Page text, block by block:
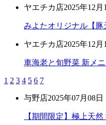
ヤエチカ店2025年12月
みよたオリジナル【豚
ヤエチカ店2025年12月
車海老と旬野菜 新メ
1 2 3 4 5 6 7
与野店2025年07月08日
【期間限定】極上天然